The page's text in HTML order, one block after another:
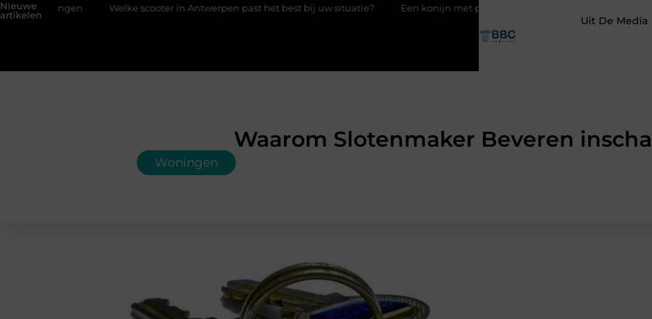
Nieuwe
artikelen
Welke scooter in Antwerpen past het best bij uw situatie? Een konijn met pit en waarom RaBBiT verrast
Uit De Media
Waarom Slotenmaker Beveren
Woningen